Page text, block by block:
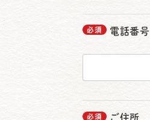
電話番号
ご住所